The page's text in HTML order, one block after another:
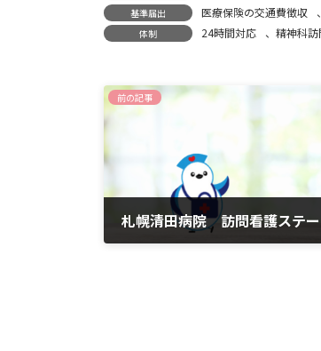
基準届出 医療保険の交通費徴収 、
体制 24時間対応 、 精神科
前の記事